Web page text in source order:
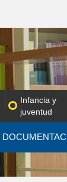
Infancia y
juventud